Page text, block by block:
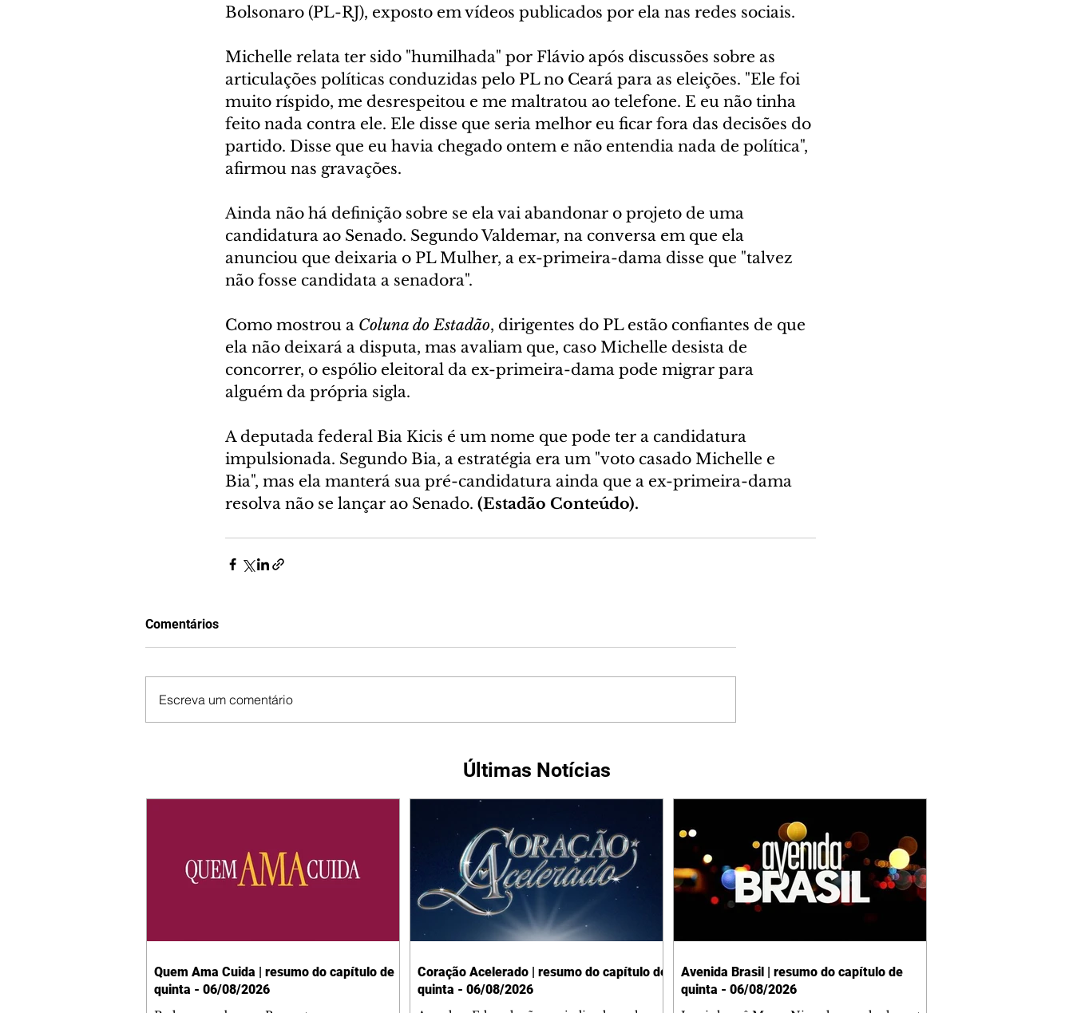
Bolsonaro (PL-RJ), exposto em vídeos publicados por ela nas redes sociais.
Michelle relata ter sido "humilhada" por Flávio após discussões sobre as
articulações políticas conduzidas pelo PL no Ceará para as eleições. "Ele foi
muito ríspido, me desrespeitou e me maltratou ao telefone. E eu não tinha
feito nada contra ele. Ele disse que seria melhor eu ficar fora das decisões do
partido. Disse que eu havia chegado ontem e não entendia nada de política",
afirmou nas gravações.
Ainda não há definição sobre se ela vai abandonar o projeto de uma
candidatura ao Senado. Segundo Valdemar, na conversa em que ela
anunciou que deixaria o PL Mulher, a ex-primeira-dama disse que "talvez
não fosse candidata a senadora".
Como mostrou a Coluna do Estadão, dirigentes do PL estão confiantes de que
ela não deixará a disputa, mas avaliam que, caso Michelle desista de
concorrer, o espólio eleitoral da ex-primeira-dama pode migrar para
alguém da própria sigla.
A deputada federal Bia Kicis é um nome que pode ter a candidatura
impulsionada. Segundo Bia, a estratégia era um "voto casado Michelle e
Bia", mas ela manterá sua pré-candidatura ainda que a ex-primeira-dama
resolva não se lançar ao Senado. (Estadão Conteúdo).
Comentários
Escreva um comentário
Últimas Notícias
Quem Ama Cuida | resumo do capítulo de
quinta - 06/08/2026
Coração Acelerado | resumo do capítulo de
quinta - 06/08/2026
Avenida Brasil | resumo do capítulo de
quinta - 06/08/2026